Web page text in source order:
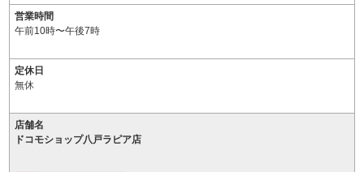
営業時間
午前10時〜午後7時
定休日
無休
店舗名
ドコモショップ八戸ラピア店